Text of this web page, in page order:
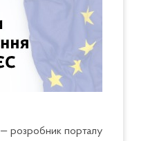
— розробник порталу